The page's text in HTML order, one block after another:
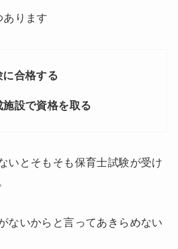
あります
合格する
設で資格を取る
いとそもそも保育士試験が受け
ね。
ないからと言ってあきらめない